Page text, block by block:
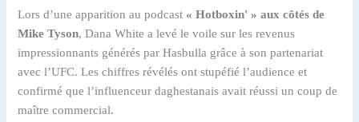
Lors d’une apparition au podcast « Hotboxin' » aux côtés de
Mike Tyson, Dana White a levé le voile sur les revenus
impressionnants générés par Hasbulla grâce à son partenariat
avec l’UFC. Les chiffres révélés ont stupéfié l’audience et
confirmé que l’influenceur daghestanais avait réussi un coup de
maître commercial.